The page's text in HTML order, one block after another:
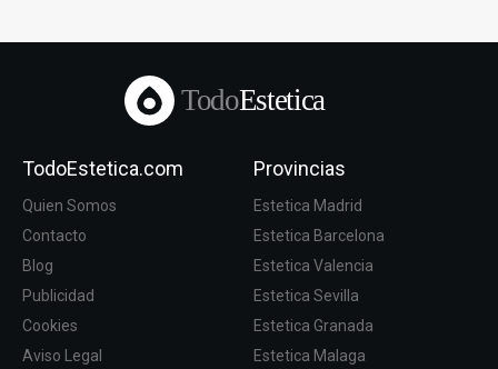
TodoEstetica
TodoEstetica.com
Quien Somos
Contacto
Blog
Publicidad
Cookies
Aviso Legal
Provincias
Estetica Madrid
Estetica Barcelona
Estetica Valencia
Estetica Sevilla
Estetica Granada
Estetica Malaga